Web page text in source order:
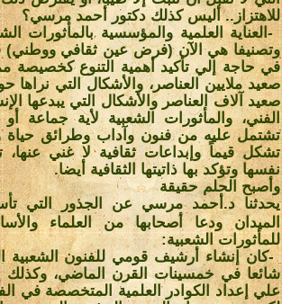
للاهتزاز.. أليس كذلك دكتور أحمد مرسي؟
-العناية العلمية والمؤسسية بالمأثورات
وتصنيفا هي الآن (فرض عين ثقافي ووطني)
في حاجة إلي تأكيد أهمية التنوع كخصيصة
صعيد ملايين العناصر، والأشكال التي نراها
صعيد آلاف العناصر والأشكال التي يبدعها
الفني، والمأثورات الشعبية لأية جماعة
تشتمل عليه من فنون وآداب وطرائق حياة
تشكل قيماً وإبداعات ثقافية لا غني
نفسها وتؤكد بها ذاتيتها الثقافية أيضا.
وأصبح الحلم حقيقة
يحدثنا د.أحمد مرسي عن الجذور التي
الميدان ودعا أصحابها من العلماء
للمأثورات الشعبية:
-كان إنشاء أرشيف قومي للفنون الشعبية
شائعا في خمسينات القرن الماضي،
علي إعداد الكوادر العلمية المتخصصة في